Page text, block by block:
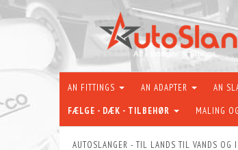
AN FITTINGS AN ADAPTER AN
FÆLGE - DÆK - TILBEHØR MALING
AUTOSLANGER - TIL LANDS TIL VANDS OG